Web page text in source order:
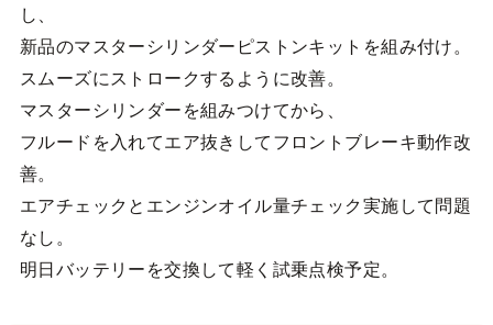
し、
新品のマスターシリンダーピストンキットを組み付け。
スムーズにストロークするように改善。
マスターシリンダーを組みつけてから、
フルードを入れてエア抜きしてフロントブレーキ動作改
善。
エアチェックとエンジンオイル量チェック実施して問題
なし。
明日バッテリーを交換して軽く試乗点検予定。